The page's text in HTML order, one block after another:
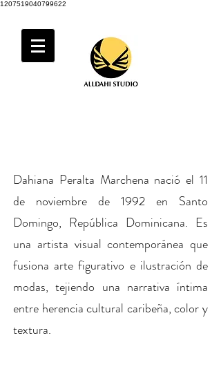
1207519040799622
Dahiana Peralta Marchena nació el 11
de noviembre de 1992 en Santo
Domingo, República Dominicana. Es
una artista visual contemporánea que
fusiona arte figurativo e ilustración de
modas, tejiendo una narrativa íntima
entre herencia cultural caribeña, color y
textura.